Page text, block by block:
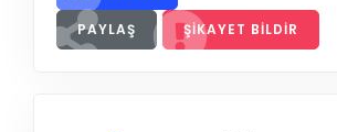
PAYLAŞ ŞIKAYET BILDIR